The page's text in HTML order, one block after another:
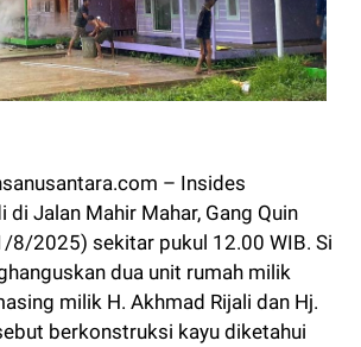
– Insides
di Jalan Mahir Mahar, Gang Quin
8/2025) sekitar pukul 12.00 WIB. Si
dua unit rumah milik
milik H. Akhmad Rijali dan Hj.
berkonstruksi kayu diketahui